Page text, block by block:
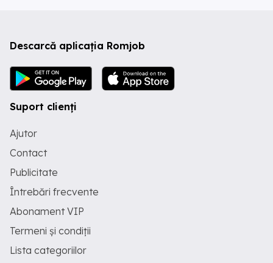
Descarcă aplicația Romjob
Suport clienți
Ajutor
Contact
Publicitate
Întrebări frecvente
Abonament VIP
Termeni și condiții
Lista categoriilor